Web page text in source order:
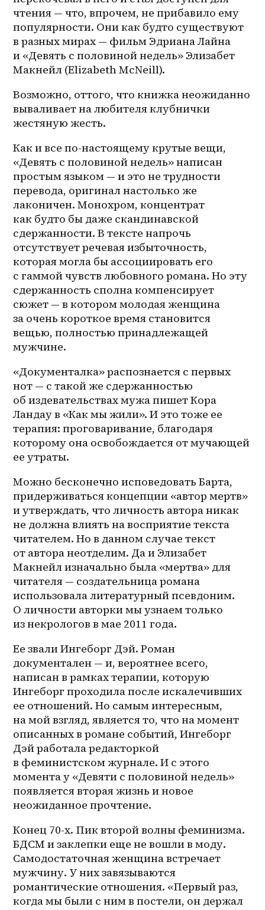
чтения — что, впрочем, не прибавило ему
популярности. Они как будто существуют
в разных мирах — фильм Эдриана Лайна
и «Девять с половиной недель» Элизабет
Макнейл (Elizabeth McNeill).
Возможно, оттого, что книжка неожиданно
вываливает на любителя клубнички
жестяную жесть.
Как и все по-настоящему крутые вещи,
«Девять с половиной недель» написан
простым языком — и это не трудности
перевода, оригинал настолько же
лаконичен. Монохром, концентрат
как будто бы даже скандинавской
сдержанности. В тексте напрочь
отсутствует речевая избыточность,
которая могла бы ассоциировать его
с гаммой чувств любовного романа. Но эту
сдержанность сполна компенсирует
сюжет — в котором молодая женщина
за очень короткое время становится
вещью, полностью принадлежащей
мужчине.
«Документалка» распознается с первых
нот — с такой же сдержанностью
об издевательствах мужа пишет Кора
Ландау в «Как мы жили». И это тоже ее
терапия: проговаривание, благодаря
которому она освобождается от мучающей
ее утраты.
Можно бесконечно исповедовать Барта,
придерживаться концепции «автор мертв»
и утверждать, что личность автора никак
не должна влиять на восприятие текста
читателем. Но в данном случае текст
от автора неотделим. Да и Элизабет
Макнейл изначально была «мертва» для
читателя — создательница романа
использовала литературный псевдоним.
О личности авторки мы узнаем только
из некрологов в мае 2011 года.
Ее звали Ингеборг Дэй. Роман
документален — и, вероятнее всего,
написан в рамках терапии, которую
Ингеборг проходила после искалечивших
ее отношений. Но самым интересным,
на мой взгляд, является то, что на момент
описанных в романе событий, Ингеборг
Дэй работала редакторкой
в феминистском журнале. И с этого
момента у «Девяти с половиной недель»
появляется вторая жизнь и новое
неожиданное прочтение.
Конец 70-х. Пик второй волны феминизма.
БДСМ и заклепки еще не вошли в моду.
Самодостаточная женщина встречает
мужчину. У них завязываются
романтические отношения. «Первый раз,
когда мы были с ним в постели, он держал